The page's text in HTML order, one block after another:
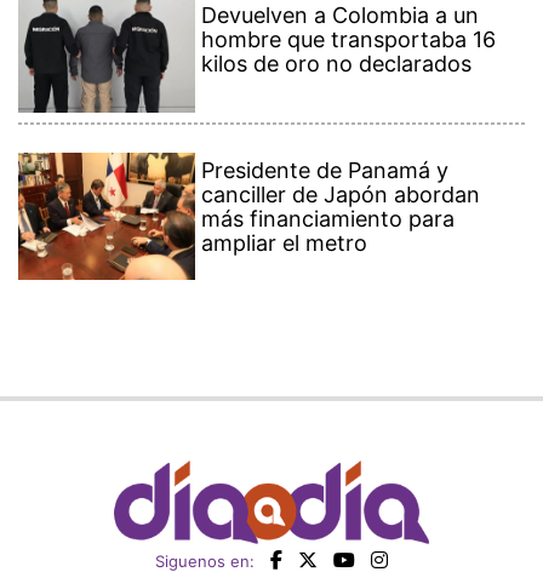
Devuelven a Colombia a un
hombre que transportaba 16
kilos de oro no declarados
Presidente de Panamá y
canciller de Japón abordan
más financiamiento para
ampliar el metro
Siguenos en: